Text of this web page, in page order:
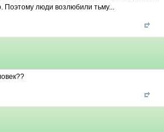
Поэтому люди возлюбили тьму...